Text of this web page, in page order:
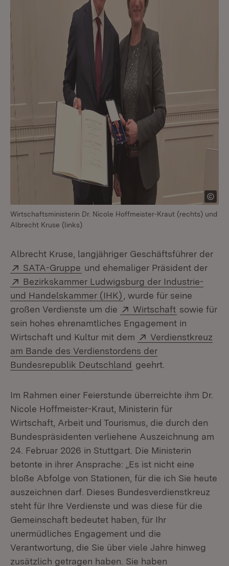
Wirtschaftsministerin Dr. Nicole Hoffmeister-Kraut (rechts) und
Albrecht Kruse (links)
Albrecht Kruse, langjähriger Geschäftsführer der
Extern:
SATA-Gruppe (Öffnet in neuem Fenster)
und ehemaliger Präsident der
Extern:
Bezirkskammer Ludwigsburg der Industrie-
und Handelskammer (IHK) (Öffnet in neuem Fenster)
, wurde für seine
großen Verdienste um die
Extern:
Wirtschaft (Öffnet in
sowie für
sein hohes ehrenamtliches Engagement in
Wirtschaft und Kultur mit dem
Extern:
Verdienstkreuz
am Bande des Verdienstordens der
Bundesrepublik Deutschland (Öffnet in neuem
geehrt.
Im Rahmen einer Feierstunde überreichte ihm Dr.
Nicole Hoffmeister-Kraut, Ministerin für
Wirtschaft, Arbeit und Tourismus, die durch den
Bundespräsidenten verliehene Auszeichnung am
24. Februar 2026 in Stuttgart. Die Ministerin
betonte in ihrer Ansprache: „Es ist nicht eine
bloße Abfolge von Stationen, für die ich Sie heute
auszeichnen darf. Dieses Bundesverdienstkreuz
steht für Ihre Verdienste und was diese für die
Gemeinschaft bedeutet haben, für Ihr
unermüdliches Engagement und die
Verantwortung, die Sie über viele Jahre hinweg
zusätzlich getragen haben. Sie haben